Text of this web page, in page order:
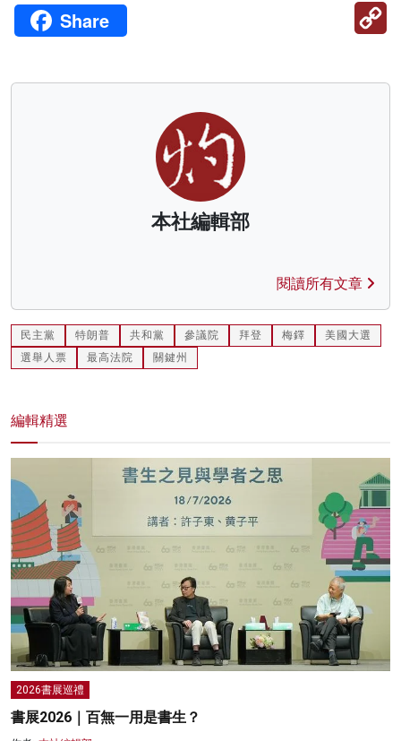
Share
本社編輯部
閱讀所有文章
民主黨 特朗普 共和黨 參議院 拜登 梅鐸
美國大選
選舉人票
最高法院 關鍵州
編輯精選
2026書展巡禮
書展2026｜百無一用是書生？